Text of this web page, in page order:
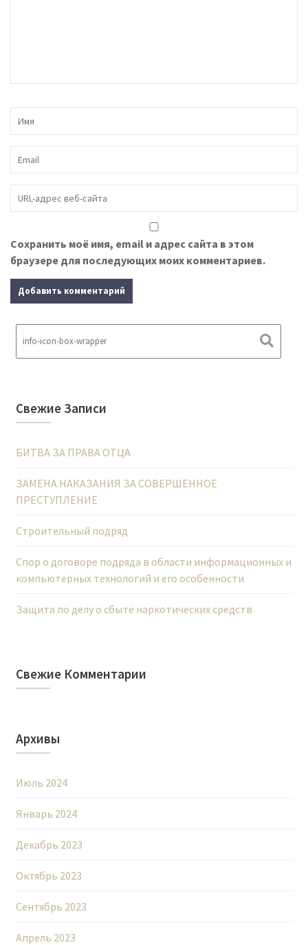
Сохранить моё имя, email и адрес сайта в этом
браузере для последующих моих комментариев.
Свежие Записи
БИТВА ЗА ПРАВА ОТЦА
ЗАМЕНА НАКАЗАНИЯ ЗА СОВЕРШЕННОЕ
ПРЕСТУПЛЕНИЕ
Строительный подряд
Спор о договоре подряда в области информационных и
компьютерных технологий и его особенности
Защита по делу о сбыте наркотических средств
Свежие Комментарии
Архивы
Июль 2024
Январь 2024
Декабрь 2023
Октябрь 2023
Сентябрь 2023
Апрель 2023